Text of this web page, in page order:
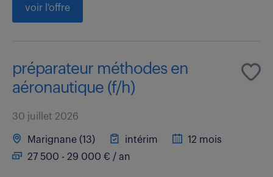
voir l'offre
préparateur méthodes en
aéronautique (f/h)
30 juillet 2026
Marignane (13) intérim
12 mois
27 500 - 29 000 € / an